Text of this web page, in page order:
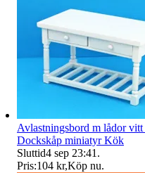
Avlastningsbord m lådor
Dockskåp miniatyr Kök
Sluttid4 sep 23:41 .
Pris:104 kr,Köp nu.